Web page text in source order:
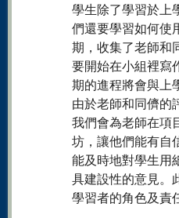
學生除了學習於上
們還要學習如何使
期，收集了老師和
要開始在小組裡寫
期的進程將會與上
由於老師和同儕的
我們會為老師在項
坊，讓他們能有自
能及時地對學生用
具建設性的意見。
學習者的角色及責